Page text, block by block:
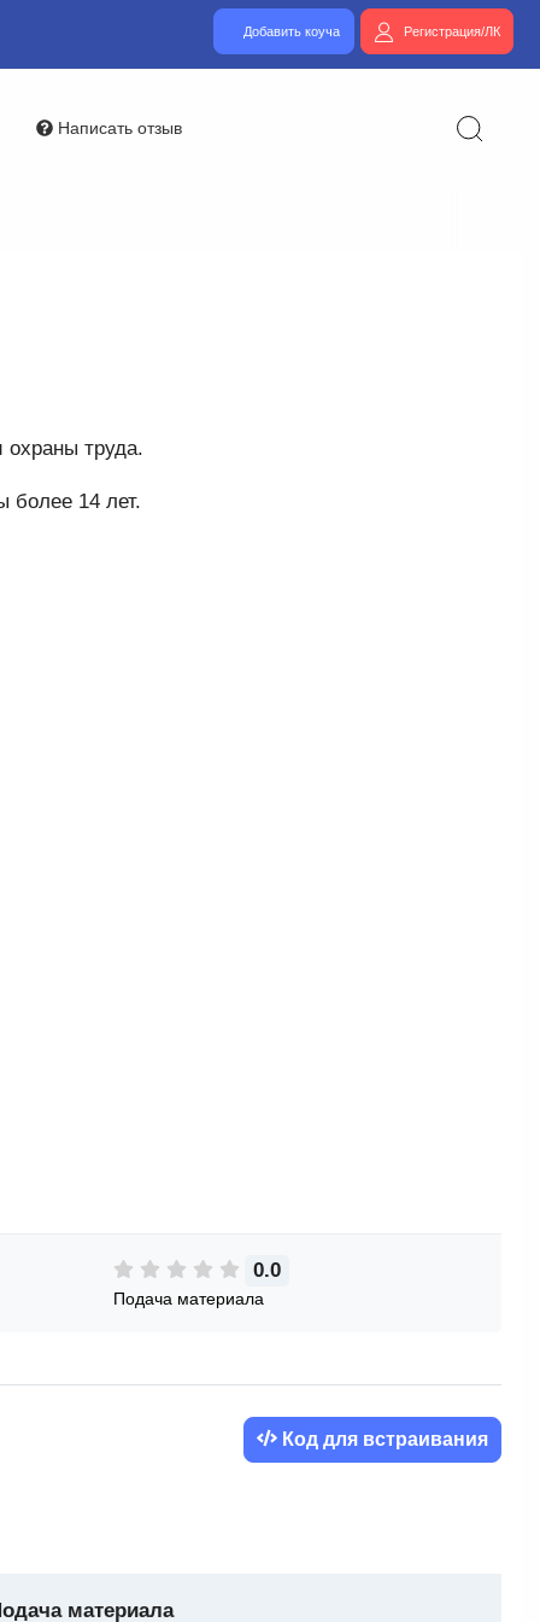
Добавить коуча Регистрация/ЛК
Написать отзыв
охраны труда.
более 14 лет.
0.0
Подача материала
Код для встраивания
материала